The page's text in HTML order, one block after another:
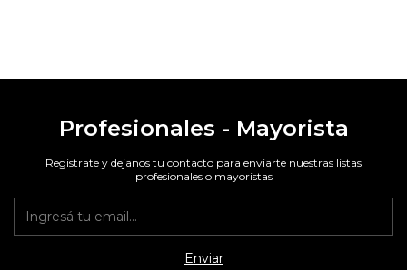
Profesionales - Mayorista
Registrate y dejanos tu contacto para enviarte nuestras listas
profesionales o mayoristas